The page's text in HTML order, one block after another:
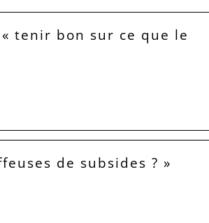
tenir bon sur ce que le
de subsides ? »